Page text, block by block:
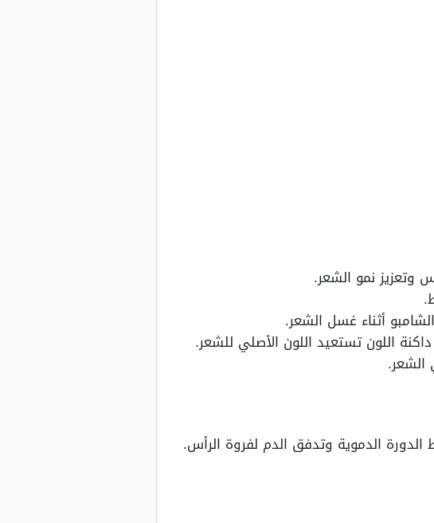
وتعزيز نمو الشعر.
أثناء غسل الشعر.
اللون تستعيد اللون الأصلي للشعر.
الدموية وتدفق الدم لفروة الرأس.